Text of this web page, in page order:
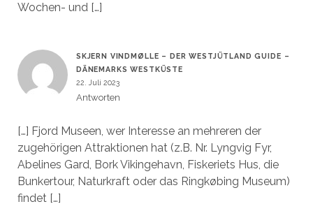
Wochen- und […]
SKJERN VINDMØLLE – DER WESTJÜTLAND GUIDE –
DÄNEMARKS WESTKÜSTE
22. Juli 2023
Antworten
[…] Fjord Museen, wer Interesse an mehreren der
zugehörigen Attraktionen hat (z.B. Nr. Lyngvig Fyr,
Abelines Gard, Bork Vikingehavn, Fiskeriets Hus, die
Bunkertour, Naturkraft oder das Ringkøbing Museum)
findet […]